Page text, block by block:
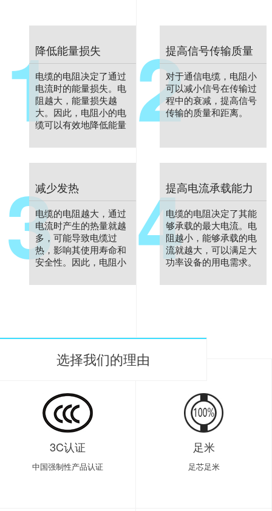
1降低能量损失
电缆的电阻决定了通过
电流时的能量损失。电
阻越大，能量损失越
大。因此，电阻小的电
缆可以有效地降低能量
效率。
2提高信号传输质量
对于通信电缆，电阻小
可以减小信号在传输过
程中的衰减，提高信号
传输的质量和距离。
3减少发热
电缆的电阻越大，通过
电流时产生的热量就越
多，可能导致电缆过
热，影响其使用寿命和
安全性。因此，电阻小
提高电缆的使用寿命和
4提高电流承载能力
电缆的电阻决定了其能
够承载的最大电流。电
阻越小，能够承载的电
流就越大，可以满足大
功率设备的用电需求。
选择我们的理由
3C认证
中国强制性产品认证
足米
足芯足米